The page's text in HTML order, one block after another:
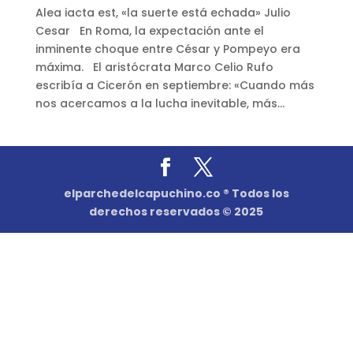
Alea iacta est, «la suerte está echada» Julio
Cesar En Roma, la expectación ante el
inminente choque entre César y Pompeyo era
máxima. El aristócrata Marco Celio Rufo
escribía a Cicerón en septiembre: «Cuando más
nos acercamos a la lucha inevitable, más...
elparchedelcapuchino.co ® Todos los
derechos reservados © 2025